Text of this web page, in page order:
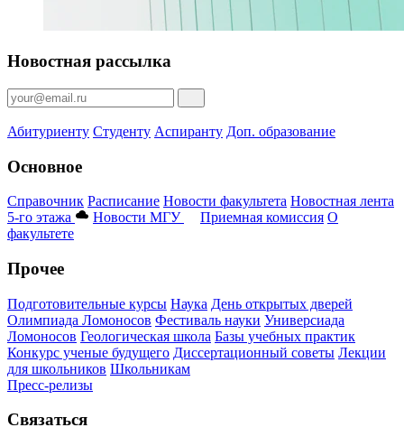
Новостная рассылка
Абитуриенту Студенту Аспиранту Доп. образование
Основное
Справочник Расписание Новости факультета Новостная лента
5-го этажа
Новости МГУ Приемная комиссия О
факультете
Прочее
Подготовительные курсы Наука День открытых дверей
Олимпиада Ломоносов Фестиваль науки Универсиада
Ломоносов Геологическая школа Базы учебных практик
Конкурс ученые будущего Диссертационный советы Лекции
для школьников Школьникам
Пресс-релизы
Связаться